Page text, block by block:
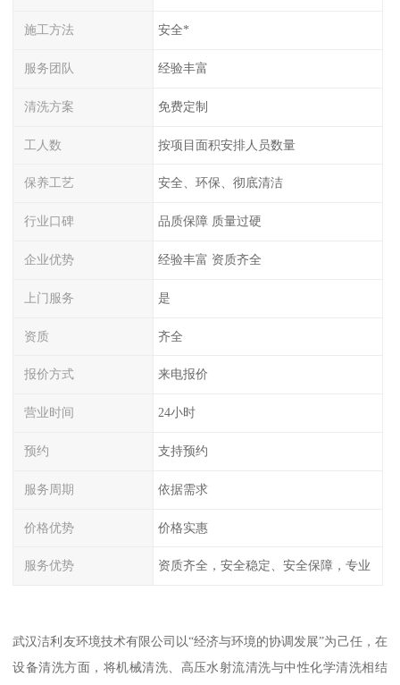
施工方法 安全*
服务团队 经验丰富
清洗方案 免费定制
工人数 按项目面积安排人员数量
保养工艺 安全、环保、彻底清洁
行业口碑 品质保障 质量过硬
企业优势 经验丰富 资质齐全
上门服务 是
资质 齐全
报价方式 来电报价
营业时间 24小时
预约 支持预约
服务周期 依据需求
价格优势 价格实惠
服务优势 资质齐全，安全稳定、安全保障，专业
武汉洁利友环境技术有限公司以“经济与环境的协调发展”为己任，在
设备清洗方面，将机械清洗、高压水射流清洗与中性化学清洗相结